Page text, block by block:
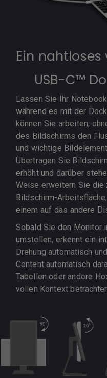
Ein nahtloses
USB-C™
Lassen Sie Ihr
während es mit der
können Sie arbeiten,
des Bildschirms den
und wichtige
Übertragen Sie
erhöht und darüber
Weise erweitern Sie die
Bildschirm-
einem auf das andere
Sobald Sie den Monitor
umstellen, erkennt ein
Drehung automatisch
Content automatisch
Tabellen oder andere
vollen Kontext